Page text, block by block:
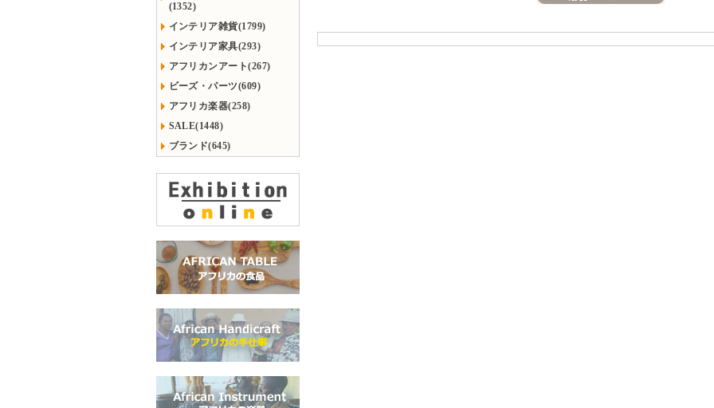
(1352)
インテリア雑貨(1799)
インテリア家具(293)
アフリカンアート(267)
ビーズ・パーツ(609)
アフリカ楽器(258)
SALE(1448)
ブランド(645)